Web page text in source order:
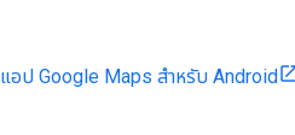
แอป Google Maps สําหรับ Android